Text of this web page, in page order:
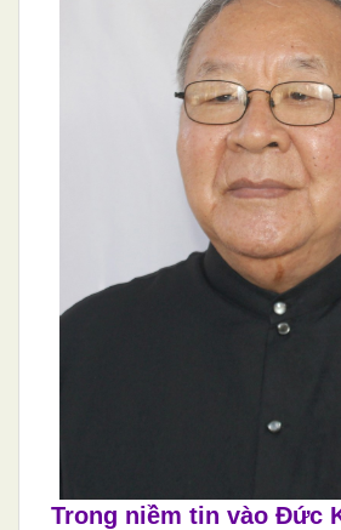
Trong niềm tin vào Đức